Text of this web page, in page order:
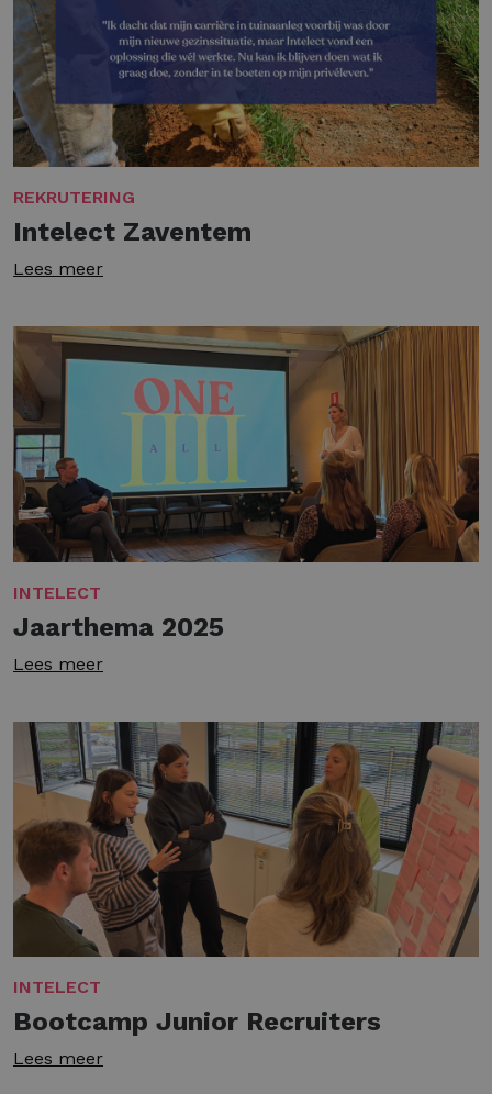
REKRUTERING
Intelect Zaventem
Lees meer
INTELECT
Jaarthema 2025
Lees meer
INTELECT
Bootcamp Junior Recruiters
Lees meer